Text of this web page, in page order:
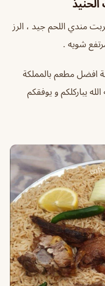
مندي اللحم جيد ، الرز
شويه .
افضل مطعم بالمملكة
يباركلكم و يوفقكم